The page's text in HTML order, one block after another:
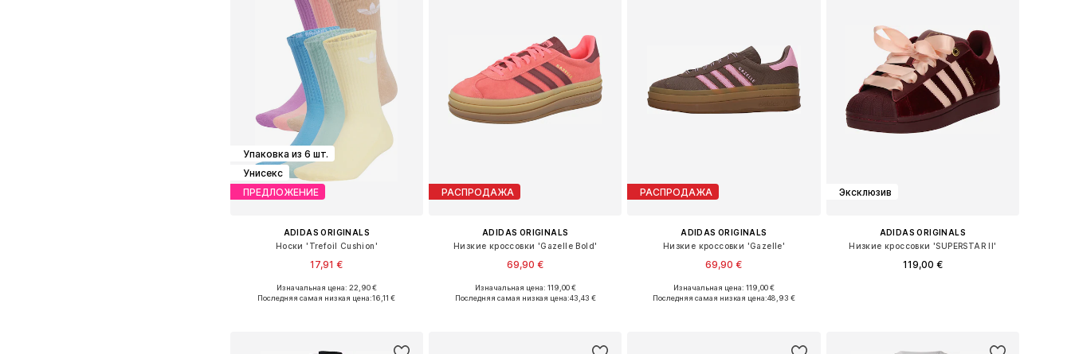
Упаковка из 6 шт.
Унисекс
ПРЕДЛОЖЕНИЕ
ADIDAS ORIGINALS
Носки 'Trefoil Cushion'
17,91 €
+ 10
Изначальная цена: 22,90 €
Последняя самая низкая цена:16,11 €
РАСПРОДАЖА
ADIDAS ORIGINALS
Низкие кроссовки 'Gazelle Bold'
69,90 €
Доступно множество размеров
Изначальная цена: 119,00 €
Последняя самая низкая цена:43,43 €
РАСПРОДАЖА
ADIDAS ORIGINALS
Низкие кроссовки 'Gazelle'
69,90 €
Доступно множество размеров
Изначальная цена: 119,00 €
Последняя самая низкая цена:48,93 €
Эксклюзив
ADIDAS ORIGINALS
Низкие кроссовки 'SUPERSTAR II'
119,00 €